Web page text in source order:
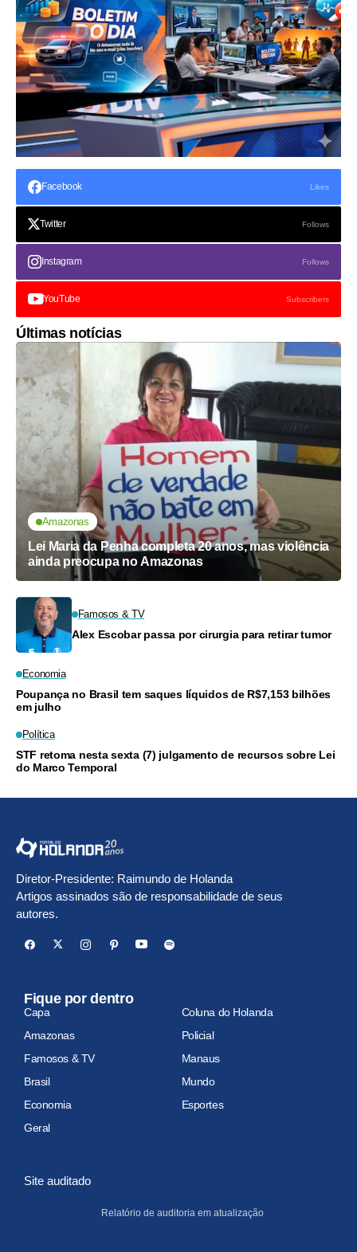
Facebook Likes
Twitter Follows
Instagram Follows
YouTube Subscribers
Últimas notícias
Amazonas
Lei Maria da Penha completa 20 anos, mas violência
ainda preocupa no Amazonas
Famosos & TV
Alex Escobar passa por cirurgia para retirar tumor
Economia
Poupança no Brasil tem saques líquidos de R$7,153 bilhões
em julho
Política
STF retoma nesta sexta (7) julgamento de recursos sobre Lei
do Marco Temporal
Diretor-Presidente: Raimundo de Holanda
Artigos assinados são de responsabilidade de seus
autores.
Fique por dentro
Capa
Coluna do Holanda
Amazonas
Policial
Famosos & TV
Manaus
Brasil
Mundo
Economia
Esportes
Geral
Site auditado
Relatório de auditoria em atualização